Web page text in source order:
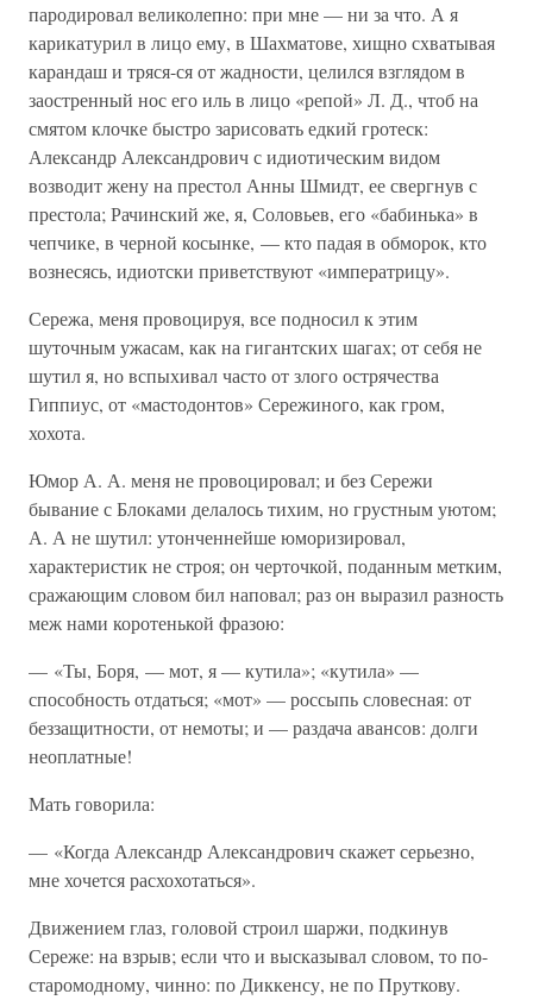
пародировал великолепно: при мне — ни за что. А я
карикатурил в лицо ему, в Шахматове, хищно схватывая
карандаш и тряся-ся от жадности, целился взглядом в
заостренный нос его иль в лицо «репой» Л. Д., чтоб на
смятом клочке быстро зарисовать едкий гротеск:
Александр Александрович с идиотическим видом
возводит жену на престол Анны Шмидт, ее свергнув с
престола; Рачинский же, я, Соловьев, его «бабинька» в
чепчике, в черной косынке, — кто падая в обморок, кто
вознесясь, идиотски приветствуют «императрицу».
Сережа, меня провоцируя, все подносил к этим
шуточным ужасам, как на гигантских шагах; от себя не
шутил я, но вспыхивал часто от злого острячества
Гиппиус, от «мастодонтов» Сережиного, как гром,
хохота.
Юмор А. А. меня не провоцировал; и без Сережи
бывание с Блоками делалось тихим, но грустным уютом;
А. А не шутил: утонченнейше юморизировал,
характеристик не строя; он черточкой, поданным метким,
сражающим словом бил наповал; раз он выразил разность
меж нами коротенькой фразою:
— «Ты, Боря, — мот, я — кутила»; «кутила» —
способность отдаться; «мот» — россыпь словесная: от
беззащитности, от немоты; и — раздача авансов: долги
неоплатные!
Мать говорила:
— «Когда Александр Александрович скажет серьезно,
мне хочется расхохотаться».
Движением глаз, головой строил шаржи, подкинув
Сереже: на взрыв; если что и высказывал словом, то по-
старомодному, чинно: по Диккенсу, не по Пруткову.